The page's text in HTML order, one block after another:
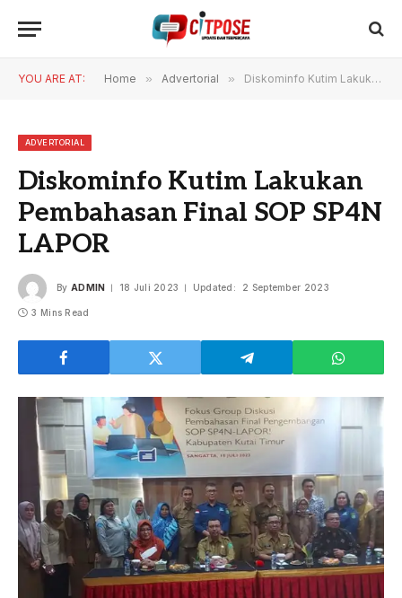
YOU ARE AT: Home » Advertorial » Diskominfo Kutim Lakukan Pembahasan Final SOP SP4N LAPOR
ADVERTORIAL
Diskominfo Kutim Lakukan
Pembahasan Final SOP SP4N
LAPOR
By ADMIN 18 Juli 2023 Updated: 2 September 2023
3 Mins Read